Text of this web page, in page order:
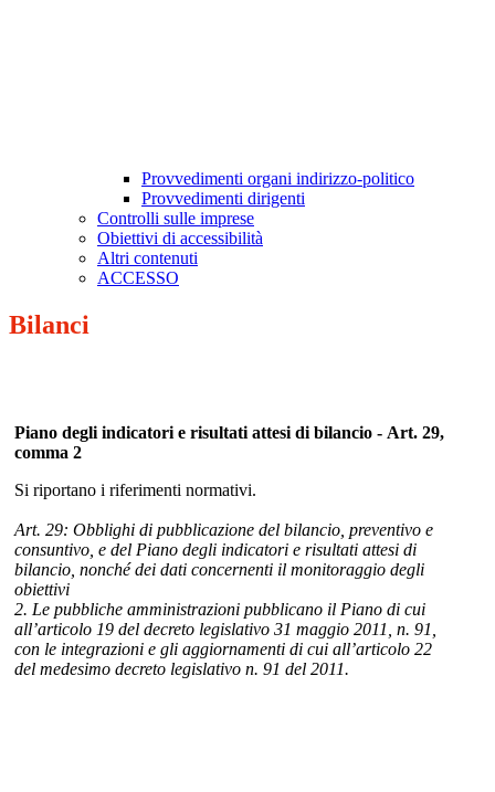
Provvedimenti organi indirizzo-politico
Provvedimenti dirigenti
Controlli sulle imprese
Obiettivi di accessibilità
Altri contenuti
ACCESSO
Bilanci
Piano degli indicatori e risultati attesi di bilancio - Art. 29,
comma 2
Si riportano i riferimenti normativi.
Art. 29: Obblighi di pubblicazione del bilancio, preventivo e
consuntivo, e del Piano degli indicatori e risultati attesi di
bilancio, nonché dei dati concernenti il monitoraggio degli
obiettivi
2. Le pubbliche amministrazioni pubblicano il Piano di cui
all’articolo 19 del decreto legislativo 31 maggio 2011, n. 91,
con le integrazioni e gli aggiornamenti di cui all’articolo 22
del medesimo decreto legislativo n. 91 del 2011.